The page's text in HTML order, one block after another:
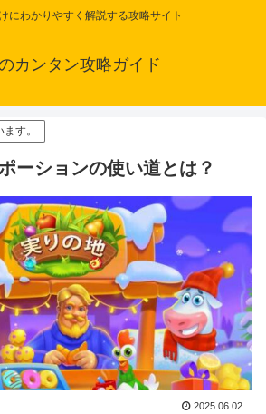
にわかりやすく解説する攻略サイト
カンタン攻略ガイド
す。
ーションの使い道とは？
2025.06.02